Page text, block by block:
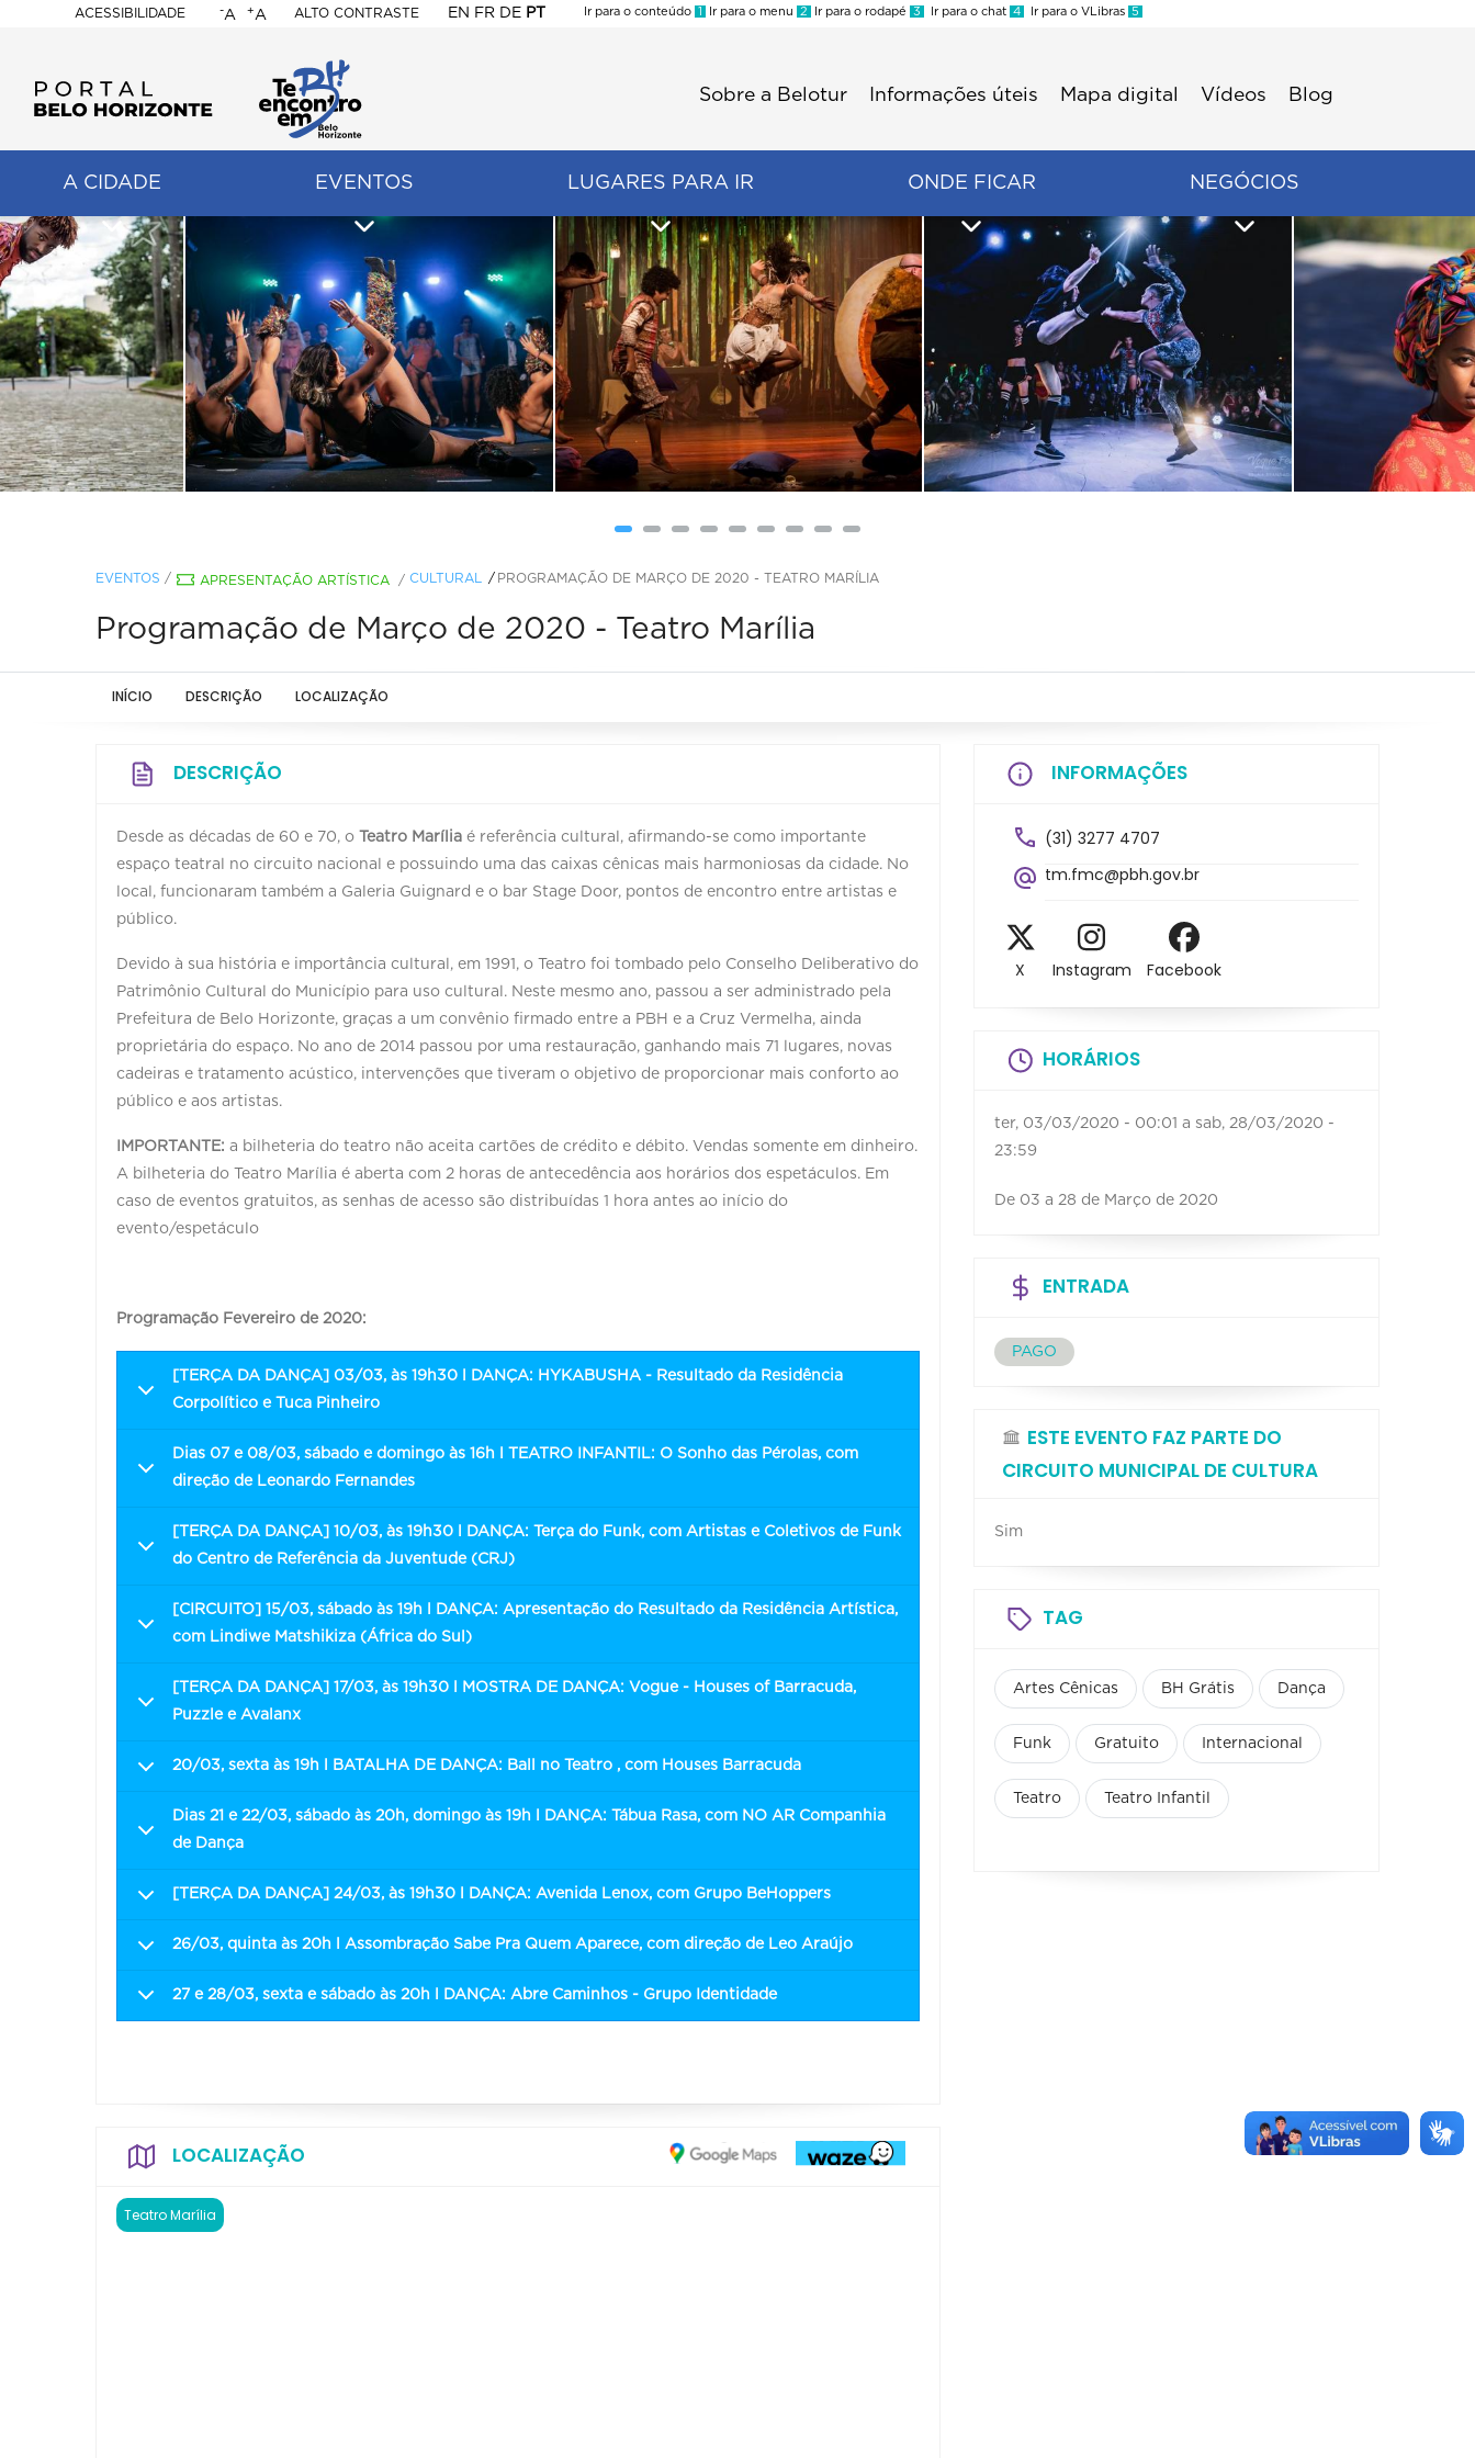
ACESSIBILIDADE
BELO
HORIZONTE
-A +A ALTO CONTRASTE EN FR DE PT
Ir para o conteúdo 1 Ir para o menu 2 Ir para o rodapé 3 Ir para o chat 4 Ir para o VLibras 5
Sobre a Belotur Informações úteis Mapa digital Vídeos Blog
A CIDADE EVENTOS LUGARES PARA IR ONDE FICAR NEGÓCIOS
EVENTOS / APRESENTAÇÃO ARTÍSTICA / CULTURAL PROGRAMAÇÃO DE MARÇO DE 2020 - TEATRO MARÍLIA
Programação de Março de 2020 - Teatro Marília
INÍCIO DESCRIÇÃO LOCALIZAÇÃO
DESCRIÇÃO
Desde as décadas de 60 e 70, o Teatro Marília é referência cultural, afirmando-se como importante
espaço teatral no circuito nacional e possuindo uma das caixas cênicas mais harmoniosas da cidade. No
local, funcionaram também a Galeria Guignard e o bar Stage Door, pontos de encontro entre artistas e
público.
Devido à sua história e importância cultural, em 1991, o Teatro foi tombado pelo Conselho Deliberativo do
Patrimônio Cultural do Município para uso cultural. Neste mesmo ano, passou a ser administrado pela
Prefeitura de Belo Horizonte, graças a um convênio firmado entre a PBH e a Cruz Vermelha, ainda
proprietária do espaço. No ano de 2014 passou por uma restauração, ganhando mais 71 lugares, novas
cadeiras e tratamento acústico, intervenções que tiveram o objetivo de proporcionar mais conforto ao
público e aos artistas.
IMPORTANTE: a bilheteria do teatro não aceita cartões de crédito e débito. Vendas somente em dinheiro.
A bilheteria do Teatro Marília é aberta com 2 horas de antecedência aos horários dos espetáculos. Em
caso de eventos gratuitos, as senhas de acesso são distribuídas 1 hora antes ao início do
evento/espetáculo
Programação Fevereiro de 2020:
[TERÇA DA DANÇA] 03/03, às 19h30 l DANÇA: HYKABUSHA - Resultado da Residência
Corpolítico e Tuca Pinheiro
Dias 07 e 08/03, sábado e domingo às 16h l TEATRO INFANTIL: O Sonho das Pérolas, com
direção de Leonardo Fernandes
[TERÇA DA DANÇA] 10/03, às 19h30 l DANÇA: Terça do Funk, com Artistas e Coletivos de Funk
do Centro de Referência da Juventude (CRJ)
[CIRCUITO] 15/03, sábado às 19h l DANÇA: Apresentação do Resultado da Residência Artística,
com Lindiwe Matshikiza (África do Sul)
[TERÇA DA DANÇA] 17/03, às 19h30 l MOSTRA DE DANÇA: Vogue - Houses of Barracuda,
Puzzle e Avalanx
20/03, sexta às 19h l BATALHA DE DANÇA: Ball no Teatro , com Houses Barracuda
Dias 21 e 22/03, sábado às 20h, domingo às 19h l DANÇA: Tábua Rasa, com NO AR Companhia
de Dança
[TERÇA DA DANÇA] 24/03, às 19h30 l DANÇA: Avenida Lenox, com Grupo BeHoppers
26/03, quinta às 20h l Assombração Sabe Pra Quem Aparece, com direção de Leo Araújo
27 e 28/03, sexta e sábado às 20h l DANÇA: Abre Caminhos - Grupo Identidade
LOCALIZAÇÃO
Teatro Marília
INFORMAÇÕES
(31) 3277 4707
tm.fmc@pbh.gov.br
X Instagram Facebook
HORÁRIOS
ter, 03/03/2020 - 00:01 a sab, 28/03/2020 -
23:59
De 03 a 28 de Março de 2020
ENTRADA
PAGO
ESTE EVENTO FAZ PARTE DO
CIRCUITO MUNICIPAL DE CULTURA
Sim
TAG
Artes Cênicas BH Grátis Dança
Funk Gratuito Internacional
Teatro Teatro Infantil